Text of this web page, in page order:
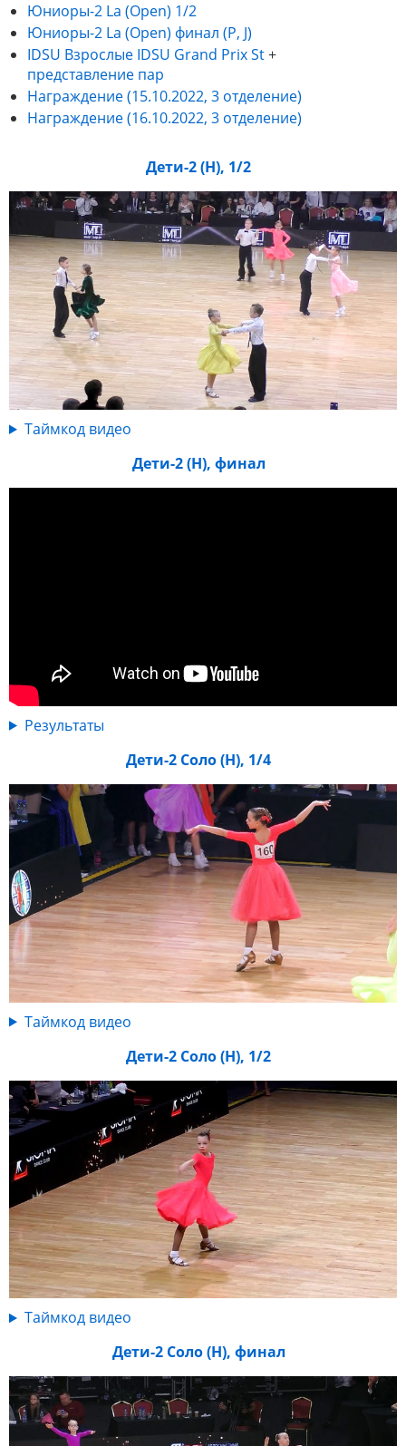
Юниоры-2 La (Open) 1/2
Юниоры-2 La (Open) финал (P, J)
IDSU Взрослые IDSU Grand Prix St+
представление пар
Награждение (15.10.2022, 3 отделение)
Награждение (16.10.2022, 3 отделение)
Дети-2 (Н), 1/2
Таймкод видео
Дети-2 (Н), финал
Результаты
Дети-2 Соло (Н), 1/4
Таймкод видео
Дети-2 Соло (Н), 1/2
Таймкод видео
Дети-2 Соло (Н), финал